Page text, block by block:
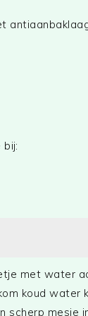
bij:
met water
koud water
scherp mesje